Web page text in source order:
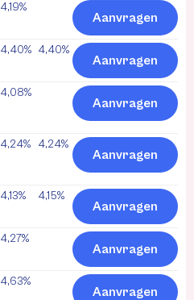
4,19%
Aanvragen
4,40% 4,40%
Aanvragen
4,08%
Aanvragen
4,24% 4,24%
Aanvragen
4,13% 4,15%
Aanvragen
4,27%
Aanvragen
4,63%
Aanvragen